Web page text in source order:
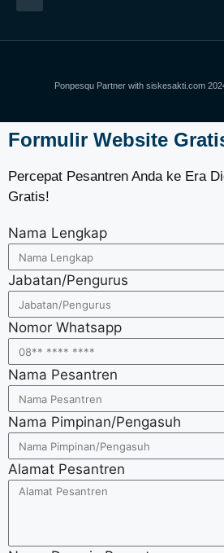
Ponpesqu Partner with siskesakti.com
Formulir Website
Percepat Pesantren Anda ke Era
Gratis!
Nama Lengkap
Jabatan/Pengurus
Nomor Whatsapp
Nama Pesantren
Nama Pimpinan/Pengasuh
Alamat Pesantren